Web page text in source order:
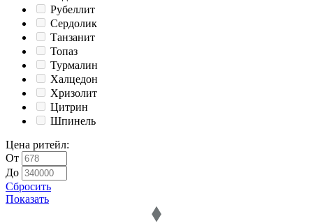
Рубеллит
Сердолик
Танзанит
Топаз
Турмалин
Халцедон
Хризолит
Цитрин
Шпинель
Цена ритейл:
От
До
Сбросить
Показать